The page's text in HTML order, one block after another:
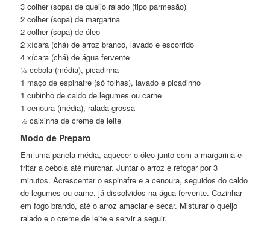
3 colher (sopa) de queijo ralado (tipo parmesão)
2 colher (sopa) de margarina
2 colher (sopa) de óleo
2 xícara (chá) de arroz branco, lavado e escorrido
4 xícara (chá) de água fervente
½ cebola (média), picadinha
1 maço de espinafre (só folhas), lavado e picadinho
1 cubinho de caldo de legumes ou carne
1 cenoura (média), ralada grossa
½ caixinha de creme de leite
Modo de Preparo
Em uma panela média, aquecer o óleo junto com a margarina e
fritar a cebola até murchar. Juntar o arroz e refogar por 3
minutos. Acrescentar o espinafre e a cenoura, seguidos do caldo
de legumes ou carne, já dissolvidos na água fervente. Cozinhar
em fogo brando, até o arroz amaciar e secar. Misturar o queijo
ralado e o creme de leite e servir a seguir.